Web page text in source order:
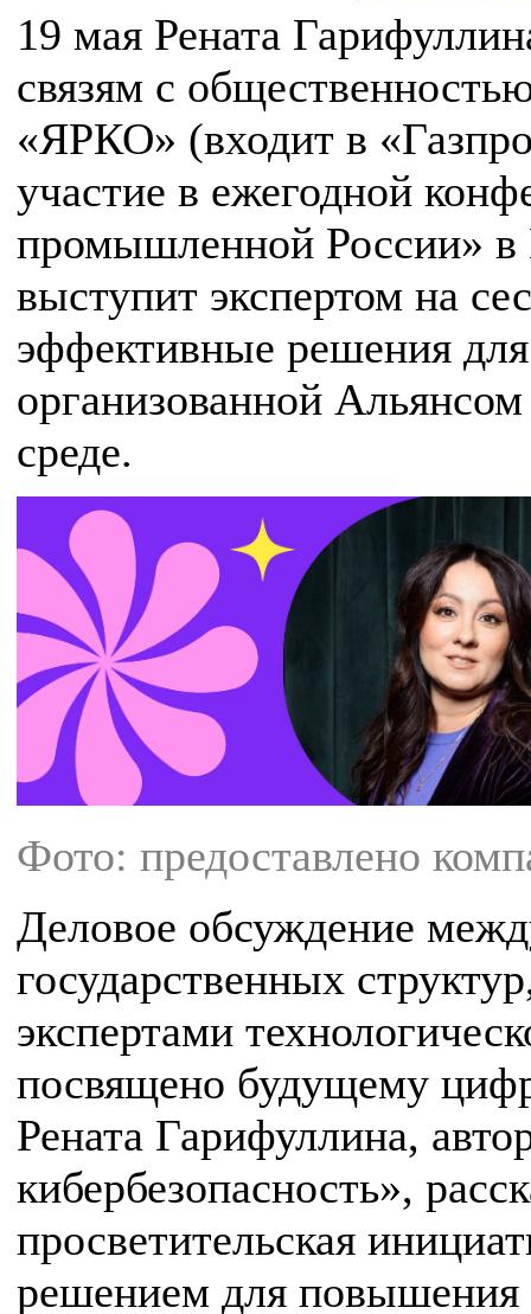
19 мая Рената
связям с
«ЯРКО» (входит в
участие в ежегодной
промышленной России»
выступит экспертом на
эффективные решения
организованной
среде.
Фото: предоставлено
Деловое обсуждение
государственных
экспертами
посвящено будущему
Рената Гарифуллина,
кибербезопасность»,
просветительская
решением для повышения